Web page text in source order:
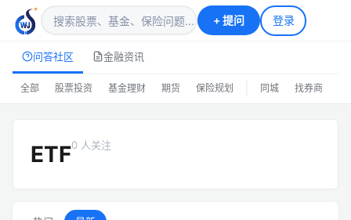
+提问 登录
问答社区 金融资讯
全部 股票投资 基金理财 期货 保险规划 同城 找券商
ETF0 人关注